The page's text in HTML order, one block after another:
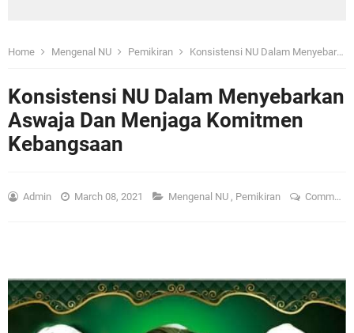
Home Mengenal NU Pemikiran Konsistensi NU Dalam Menyebarkan Aswaja Dan Menjaga Komitmen Kebangsaan
Konsistensi NU Dalam Menyebarkan
Aswaja Dan Menjaga Komitmen
Kebangsaan
Admin March 08, 2021 Mengenal NU , Pemikiran Comment